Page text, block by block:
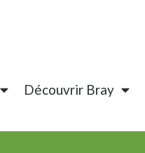
Découvrir Bray